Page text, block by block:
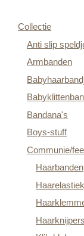
Collectie
Anti slip
Armbanden
Bandana's
Boys-stuff
Communie/
Haarbanden
Haarknijpers